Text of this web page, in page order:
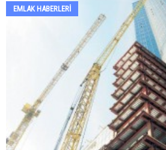
EMLAK HABERLERI